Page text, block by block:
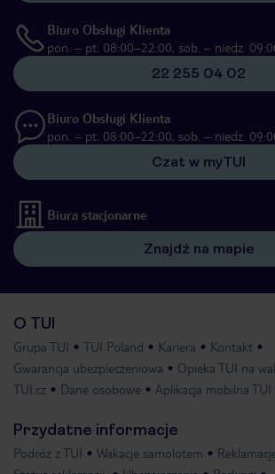
Biuro Obsługi Klienta
pon. – pt. 08:00–22:00, sob. – niedz.
22 255 04 02
Biuro Obsługi Klienta
pon. – pt. 08:00–22:00, sob. – niedz.
Czat w myTUI
Biura stacjonarne
Znajdź na mapie
O TUI
Grupa TUI TUI Poland Kariera
Kontakt
Gwarancja ubezpieczeniowa
Opieka TUI na
TUI.cz
Dane osobowe Aplikacja mobilna TUI
Przydatne informacje
Podróż z TUI Wakacje samolotem